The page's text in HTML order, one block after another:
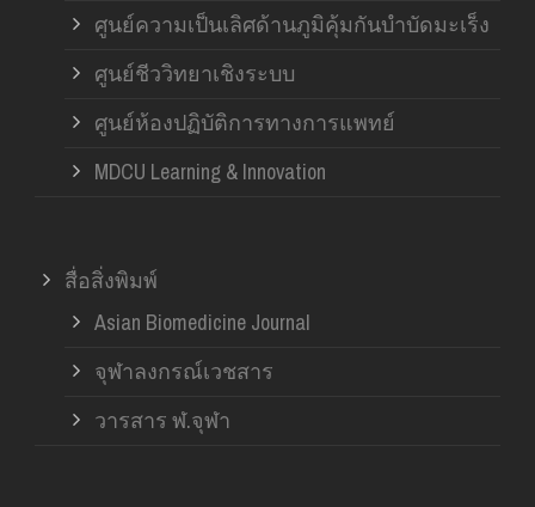
ศูนย์ความเป็นเลิศด้านภูมิคุ้มกันบำบัดมะเร็ง
ศูนย์ชีววิทยาเชิงระบบ
ศูนย์ห้องปฏิบัติการทางการแพทย์
MDCU Learning & Innovation
สื่อสิ่งพิมพ์
Asian Biomedicine Journal
จุฬาลงกรณ์เวชสาร
วารสาร ฬ.จุฬา